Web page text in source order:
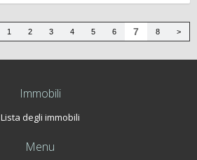
1 2 3 4 5 6 7 8 >
Immobili
Lista degli immobili
Menu